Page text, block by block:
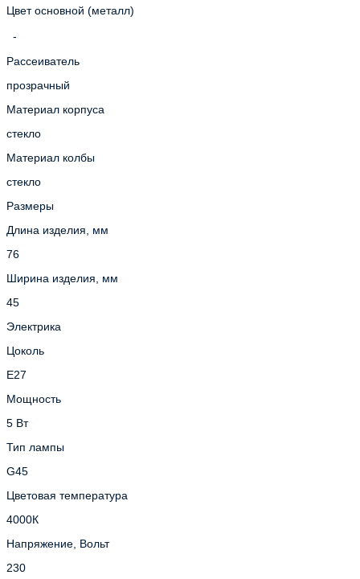
Цвет основной (металл)
-
Рассеиватель
прозрачный
Материал корпуса
стекло
Материал колбы
стекло
Размеры
Длина изделия, мм
76
Ширина изделия, мм
45
Электрика
Цоколь
E27
Мощность
5 Вт
Тип лампы
G45
Цветовая температура
4000К
Напряжение, Вольт
230